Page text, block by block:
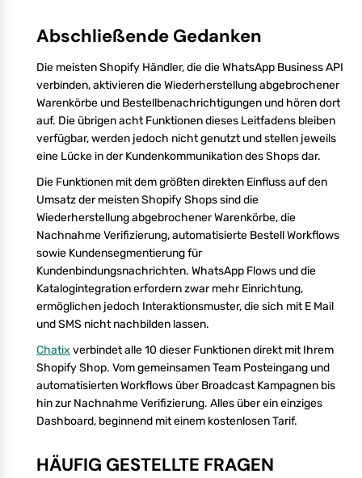
Abschließende Gedanken
Die meisten Shopify Händler, die die WhatsApp Business API
verbinden, aktivieren die Wiederherstellung abgebrochener
Warenkörbe und Bestellbenachrichtigungen und hören dort
auf. Die übrigen acht Funktionen dieses Leitfadens bleiben
verfügbar, werden jedoch nicht genutzt und stellen jeweils
eine Lücke in der Kundenkommunikation des Shops dar.
Die Funktionen mit dem größten direkten Einfluss auf den
Umsatz der meisten Shopify Shops sind die
Wiederherstellung abgebrochener Warenkörbe, die
Nachnahme Verifizierung, automatisierte Bestell Workflows
sowie Kundensegmentierung für
Kundenbindungsnachrichten. WhatsApp Flows und die
Katalogintegration erfordern zwar mehr Einrichtung,
ermöglichen jedoch Interaktionsmuster, die sich mit E Mail
und SMS nicht nachbilden lassen.
Chatix verbindet alle 10 dieser Funktionen direkt mit Ihrem
Shopify Shop. Vom gemeinsamen Team Posteingang und
automatisierten Workflows über Broadcast Kampagnen bis
hin zur Nachnahme Verifizierung. Alles über ein einziges
Dashboard, beginnend mit einem kostenlosen Tarif.
HÄUFIG GESTELLTE FRAGEN